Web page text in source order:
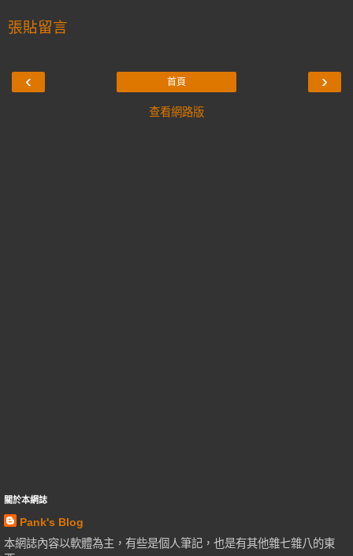
張貼留言
‹ ›
首頁
查看網路版
關於本網誌
Pank's Blog
本網誌內容以軟體為主，有些是個人筆記，也是有其他雜七雜八的東